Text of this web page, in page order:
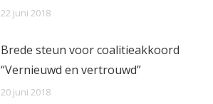
22 juni 2018
Brede steun voor coalitieakkoord
“Vernieuwd en vertrouwd”
20 juni 2018